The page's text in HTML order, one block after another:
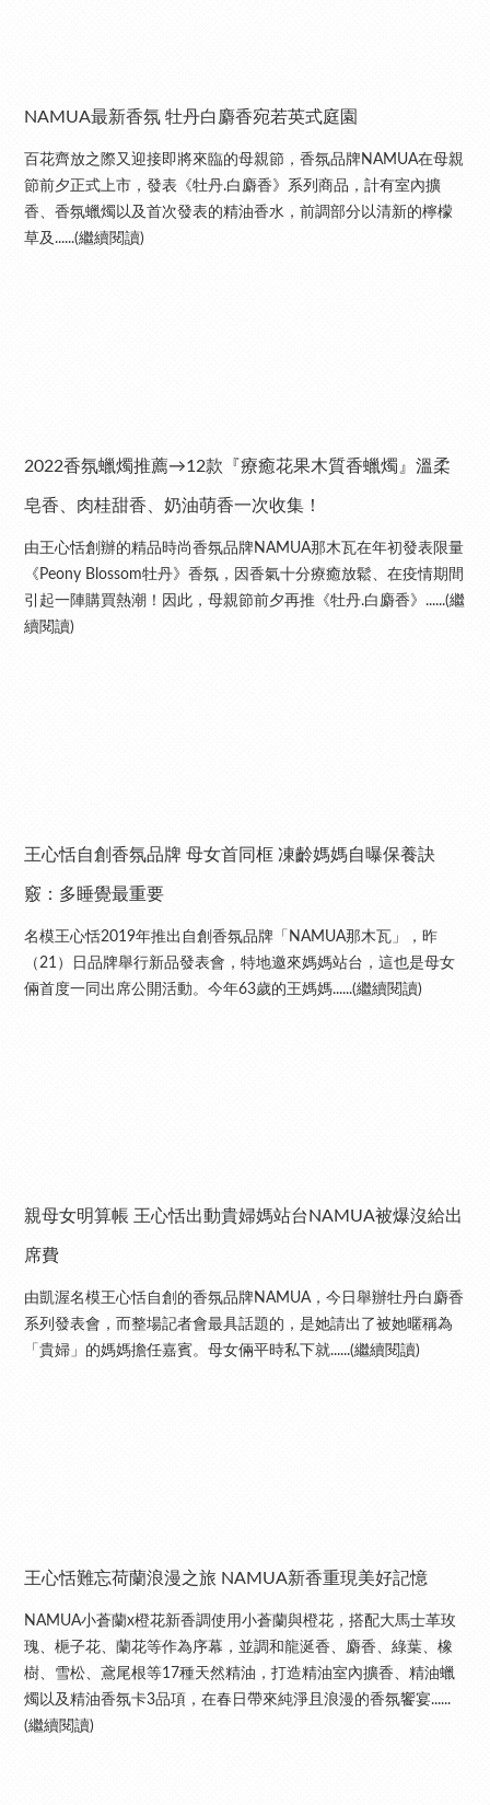
NAMUA最新香氛 牡丹白麝香宛若英式庭園
百花齊放之際又迎接即將來臨的母親節，香氛品牌NAMUA在母親
節前夕正式上市，發表《牡丹.白麝香》系列商品，計有室內擴
香、香氛蠟燭以及首次發表的精油香水，前調部分以清新的檸檬
草及......(繼續閱讀)
2022香氛蠟燭推薦→12款『療癒花果木質香蠟燭』溫柔
皂香、肉桂甜香、奶油萌香一次收集！
由王心恬創辦的精品時尚香氛品牌NAMUA那木瓦在年初發表限量
《Peony Blossom牡丹》香氛，因香氣十分療癒放鬆、在疫情期間
引起一陣購買熱潮！因此，母親節前夕再推《牡丹.白麝香》......(繼
續閱讀)
王心恬自創香氛品牌 母女首同框 凍齡媽媽自曝保養訣
竅：多睡覺最重要
名模王心恬2019年推出自創香氛品牌「NAMUA那木瓦」，昨
（21）日品牌舉行新品發表會，特地邀來媽媽站台，這也是母女
倆首度一同出席公開活動。今年63歲的王媽媽......(繼續閱讀)
親母女明算帳 王心恬出動貴婦媽站台NAMUA被爆沒給出
席費
由凱渥名模王心恬自創的香氛品牌NAMUA，今日舉辦牡丹白麝香
系列發表會，而整場記者會最具話題的，是她請出了被她暱稱為
「貴婦」的媽媽擔任嘉賓。母女倆平時私下就......(繼續閱讀)
王心恬難忘荷蘭浪漫之旅 NAMUA新香重現美好記憶
NAMUA小蒼蘭x橙花新香調使用小蒼蘭與橙花，搭配大馬士革玫
瑰、梔子花、蘭花等作為序幕，並調和龍涎香、麝香、綠葉、橡
樹、雪松、鳶尾根等17種天然精油，打造精油室內擴香、精油蠟
燭以及精油香氛卡3品項，在春日帶來純淨且浪漫的香氛饗宴......
(繼續閱讀)